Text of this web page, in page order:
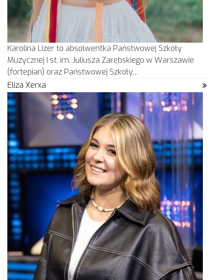
Karolina Lizer to absolwentka Państwowej Szkoły
Muzycznej I st. im. Juliusza Zarębskiego w Warszawie
(fortepian) oraz Państwowej Szkoły…
Eliza Xerxa